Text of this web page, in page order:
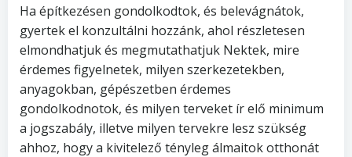
Ha építkezésen gondolkodtok, és belevágnátok,
gyertek el konzultálni hozzánk, ahol részletesen
elmondhatjuk és megmutathatjuk Nektek, mire
érdemes figyelnetek, milyen szerkezetekben,
anyagokban, gépészetben érdemes
gondolkodnotok, és milyen terveket ír elő minimum
a jogszabály, illetve milyen tervekre lesz szükség
ahhoz, hogy a kivitelező tényleg álmaitok otthonát